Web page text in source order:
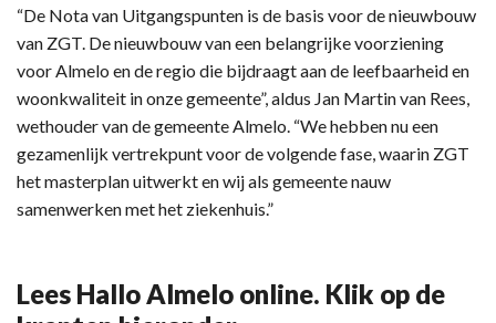
“De Nota van Uitgangspunten is de basis voor de nieuwbouw
van ZGT. De nieuwbouw van een belangrijke voorziening
voor Almelo en de regio die bijdraagt aan de leefbaarheid en
woonkwaliteit in onze gemeente”, aldus Jan Martin van Rees,
wethouder van de gemeente Almelo. “We hebben nu een
gezamenlijk vertrekpunt voor de volgende fase, waarin ZGT
het masterplan uitwerkt en wij als gemeente nauw
samenwerken met het ziekenhuis.”
Lees Hallo Almelo online. Klik op de